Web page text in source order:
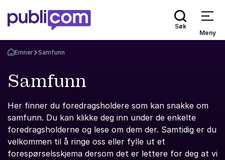
Søk
Meny
Gå tilbake til startsiden
Emner Samfunn
Samfunn
Her finner du foredragsholdere som kan snakke om
samfunn. Du kan klikke deg inn under de enkelte
foredragsholderne og lese om dem der. Samtidig er du
velkommen til å ringe oss eller fylle ut et
forespørselsskjema dersom det er lettere for deg at vi